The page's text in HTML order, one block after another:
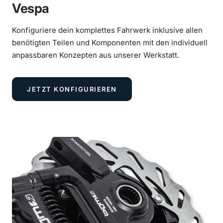
€59,90
Silber eloxiert
Mehr
erfahren
€169,90
Vespa
Konfiguriere dein komplettes Fahrwerk inklusive allen
benötigten Teilen und Komponenten mit den individuell
anpassbaren Konzepten aus unserer Werkstatt.
JETZT KONFIGURIEREN